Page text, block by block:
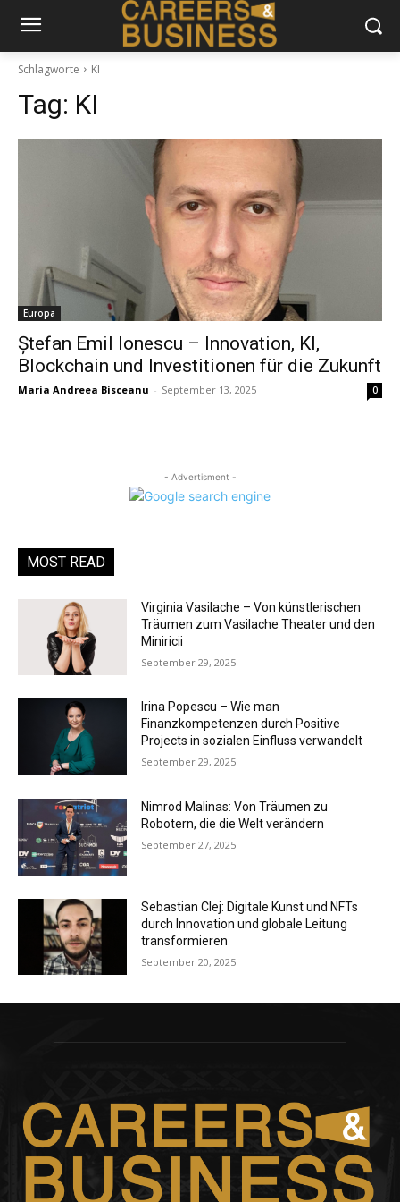
Schlagworte KI
Tag: KI
Europa
Ștefan Emil Ionescu – Innovation, KI,
Blockchain und Investitionen für die Zukunft
Maria Andreea Bisceanu - September 13, 2025 0
- Advertisment -
MOST READ
Virginia Vasilache – Von künstlerischen
Träumen zum Vasilache Theater und den
Miniricii
September 29, 2025
Irina Popescu – Wie man
Finanzkompetenzen durch Positive
Projects in sozialen Einfluss verwandelt
September 29, 2025
Nimrod Malinas: Von Träumen zu
Robotern, die die Welt verändern
September 27, 2025
Sebastian Clej: Digitale Kunst und NFTs
durch Innovation und globale Leitung
transformieren
September 20, 2025